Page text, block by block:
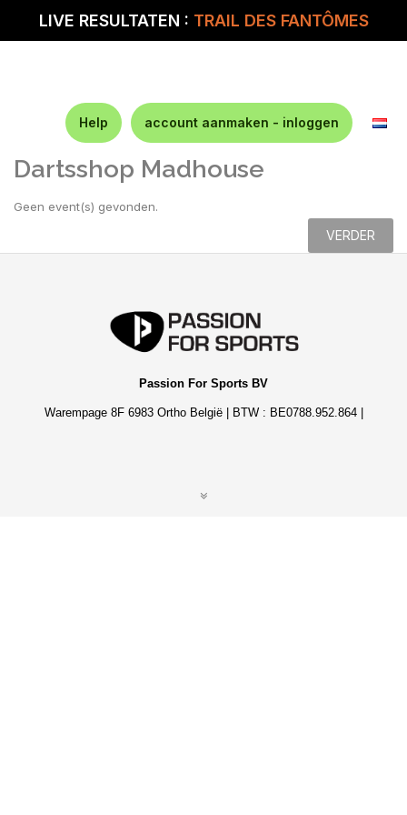
LIVE RESULTATEN : TRAIL DES FANTÔMES
Help account aanmaken - inloggen
Dartsshop Madhouse
Geen event(s) gevonden.
VERDER
Passion For Sports BV
Warempage 8F 6983 Ortho België | BTW : BE0788.952.864 |